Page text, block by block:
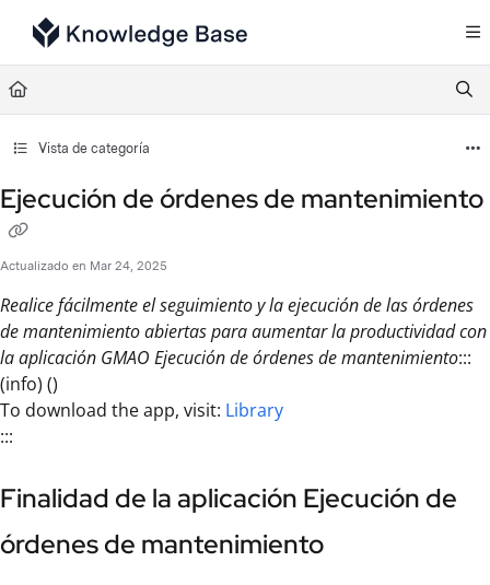
Documentation Index
Fetch the complete documentation index at:
Use this file to discover all available pages before exploring further.
Vista de categoría
Ejecución de órdenes de mantenimiento
Actualizado en Mar 24, 2025
Realice fácilmente el seguimiento y la ejecución de las órdenes
de mantenimiento abiertas para aumentar la productividad con
la aplicación GMAO Ejecución de órdenes de mantenimiento:::
(info) ()
To download the app, visit: Library
:::
Finalidad de la aplicación Ejecución de
órdenes de mantenimiento